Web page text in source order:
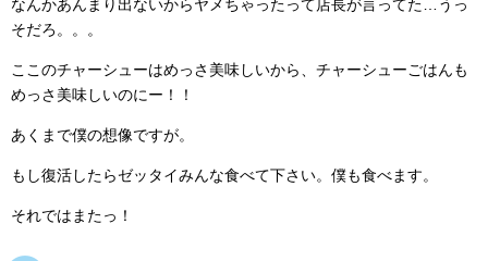
なんかあんまり出ないからヤメちゃったって店長が言ってた…うっ
そだろ。。。
ここのチャーシューはめっさ美味しいから、チャーシューごはんも
めっさ美味しいのにー！！
あくまで僕の想像ですが。
もし復活したらゼッタイみんな食べて下さい。僕も食べます。
それではまたっ！